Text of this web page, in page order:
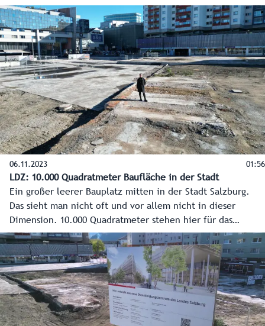
das modernste Verwaltungsgebäude Österreichs. Im Video
die Eckpunkte zum Projekt mit dem Stand 8.11.2023.
06.11.2023 01:56
LDZ: 10.000 Quadratmeter Baufläche in der Stadt
Ein großer leerer Bauplatz mitten in der Stadt Salzburg.
Das sieht man nicht oft und vor allem nicht in dieser
Dimension. 10.000 Quadratmeter stehen hier für das
modernste Verwaltungsgebäude Österreichs – das neue
Landesdienstleistungszentrum - zur Verfügung. Doch bevor
das Gebäude wachsen kann, geht es in die Tiefe. Rund 250
Pfähle, die 40 Meter in den Boden gebohrt werden,
werden die Basis sein – ein Hauch von Venedig, doch viel
moderner.